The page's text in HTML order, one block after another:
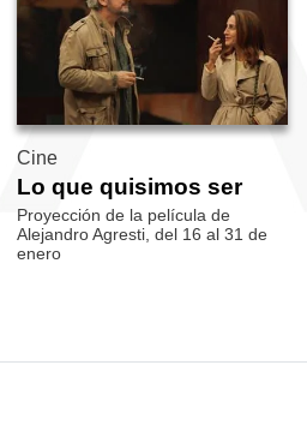
Cine
Lo que quisimos ser
Proyección de la película de
Alejandro Agresti, del 16 al 31 de
enero